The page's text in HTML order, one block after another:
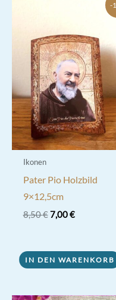
-
Ikonen
Pater Pio Holzbild
9×12,5cm
8,50€ Ursprünglicher
7,00€Aktueller
IN DEN WARENKORB